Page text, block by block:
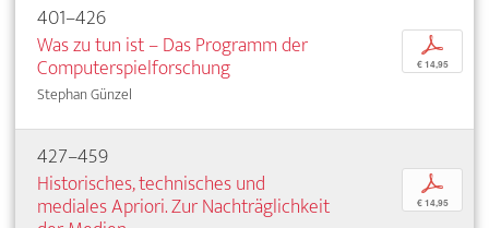
401–426
Was zu tun ist – Das Programm der
Computerspielforschung
Stephan Günzel
p
€ 14,95
427–459
Historisches, technisches und
mediales Apriori. Zur Nachträglichkeit
p
€ 14,95